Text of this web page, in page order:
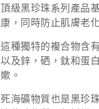
頂級黑珍珠系列產品
康，同時防止肌膚老化
這種獨特的複合物含
以及鋅，硒，鈦和蛋
嫰。
死海礦物質也是黑珍